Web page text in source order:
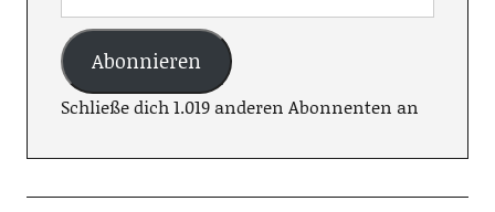
Abonnieren
Schließe dich 1.019 anderen Abonnenten an